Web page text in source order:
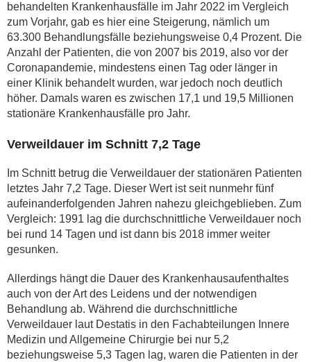
behandelten Krankenhausfälle im Jahr 2022 im Vergleich
zum Vorjahr, gab es hier eine Steigerung, nämlich um
63.300 Behandlungsfälle beziehungsweise 0,4 Prozent. Die
Anzahl der Patienten, die von 2007 bis 2019, also vor der
Coronapandemie, mindestens einen Tag oder länger in
einer Klinik behandelt wurden, war jedoch noch deutlich
höher. Damals waren es zwischen 17,1 und 19,5 Millionen
stationäre Krankenhausfälle pro Jahr.
Verweildauer im Schnitt 7,2 Tage
Im Schnitt betrug die Verweildauer der stationären Patienten
letztes Jahr 7,2 Tage. Dieser Wert ist seit nunmehr fünf
aufeinanderfolgenden Jahren nahezu gleichgeblieben. Zum
Vergleich: 1991 lag die durchschnittliche Verweildauer noch
bei rund 14 Tagen und ist dann bis 2018 immer weiter
gesunken.
Allerdings hängt die Dauer des Krankenhausaufenthaltes
auch von der Art des Leidens und der notwendigen
Behandlung ab. Während die durchschnittliche
Verweildauer laut Destatis in den Fachabteilungen Innere
Medizin und Allgemeine Chirurgie bei nur 5,2
beziehungsweise 5,3 Tagen lag, waren die Patienten in der